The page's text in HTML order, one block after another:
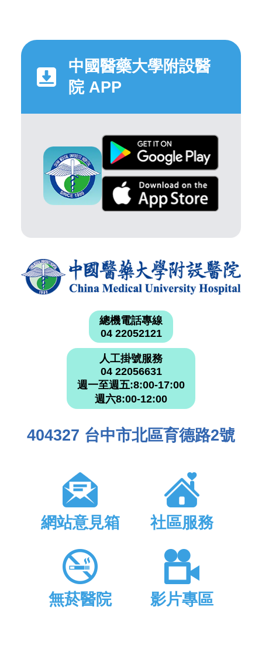
中國醫藥大學附設醫
院 APP
總機電話專線
04 22052121
人工掛號服務
04 22056631
週一至週五:8:00-17:00
週六8:00-12:00
404327 台中市北區育德路2號
網站意見箱 社區服務
無菸醫院 影片專區